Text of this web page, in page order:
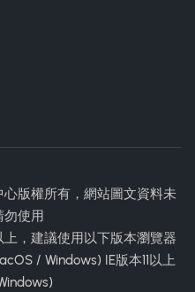
版權所有，網站圖文資料未
勿使用
，建議使用以下版本瀏覽器
/ Windows) IE版本11以上